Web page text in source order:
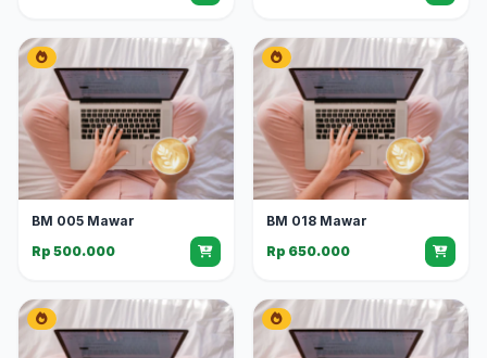
BM 005 Mawar
Rp 500.000
BM 018 Mawar
Rp 650.000